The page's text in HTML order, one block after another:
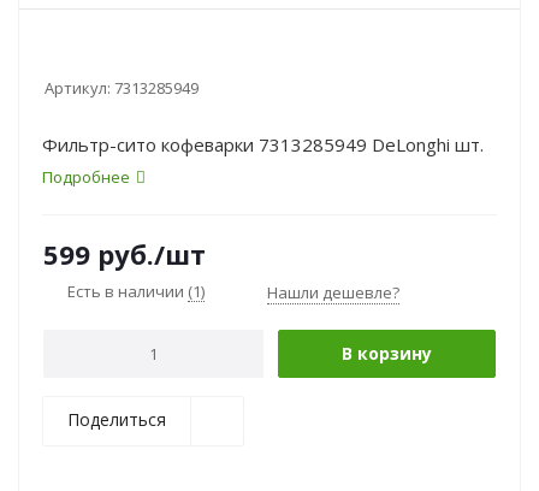
Артикул: 7313285949
Фильтр-сито кофеварки 7313285949 DeLonghi шт.
Подробнее
599 руб./шт
Есть в наличии (1) Нашли дешевле?
В корзину
Поделиться